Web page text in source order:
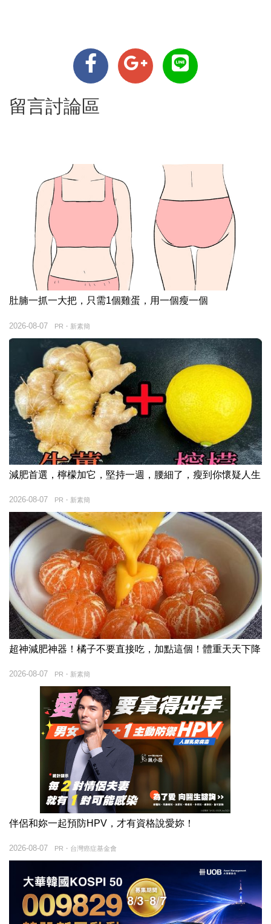
留言討論區
肚腩一抓一大把，只需1個雞蛋，用一個瘦一個
PR・新素簡
2026-08-07
減肥首選，檸檬加它，堅持一週，腰細了，瘦到你懷疑人生
PR・新素簡
2026-08-07
超神減肥神器！橘子不要直接吃，加點這個！體重天天下降
PR・新素簡
2026-08-07
伴侶和妳一起預防HPV，才有資格說愛妳！
PR・台灣癌症基金會
2026-08-07